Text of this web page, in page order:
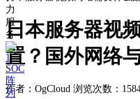
力
服
务
SOC
阵
列
日本服务器视
置？国外网络
作者：OgCloud 浏览次数：